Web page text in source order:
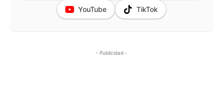
YouTube TikTok
- Publicidad -